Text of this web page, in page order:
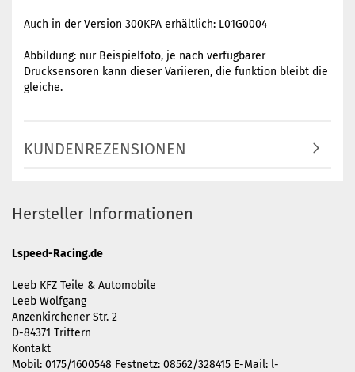
Auch in der Version 300KPA erhältlich: L01G0004
Abbildung: nur Beispielfoto, je nach verfügbarer
Drucksensoren kann dieser Variieren, die funktion bleibt die
gleiche.
KUNDENREZENSIONEN
Hersteller Informationen
Lspeed-Racing.de
Leeb KFZ Teile & Automobile
Leeb Wolfgang
Anzenkirchener Str. 2
D-84371 Triftern
Kontakt
Mobil: 0175/1600548 Festnetz: 08562/328415 E-Mail: l-